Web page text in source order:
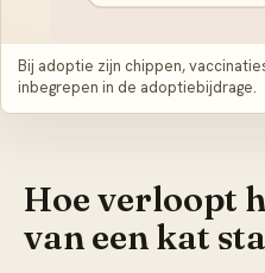
Bij adoptie zijn chippen,
inbegrepen in de adoptiebijdrage.
Hoe verloopt
van een kat